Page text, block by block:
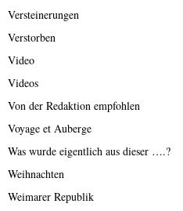
Versteinerungen
Verstorben
Video
Videos
Von der Redaktion empfohlen
Voyage et Auberge
Was wurde eigentlich aus dieser ….?
Weihnachten
Weimarer Republik